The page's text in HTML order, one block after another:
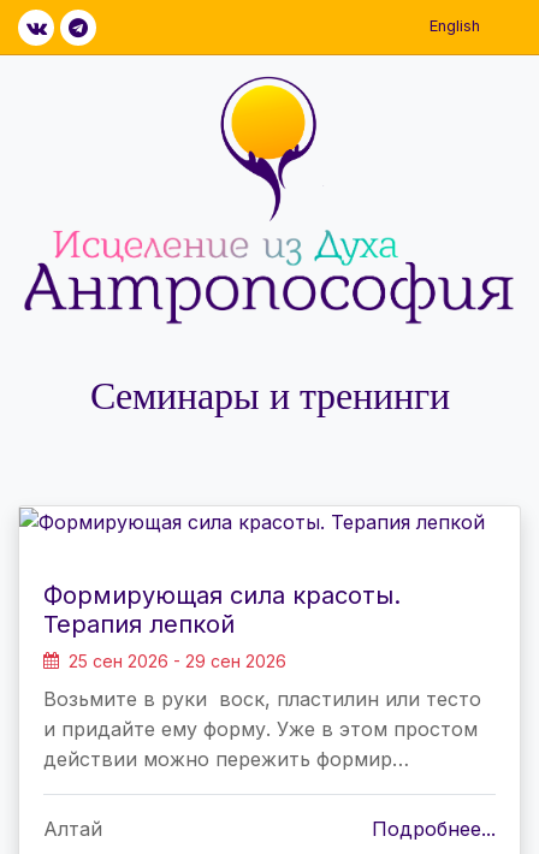
English
Семинары и тренинги
Формирующая сила красоты.
Терапия лепкой
25 сен 2026 - 29 сен 2026
Возьмите в руки воск, пластилин или тесто
и придайте ему форму. Уже в этом простом
действии можно пережить формир…
Алтай Подробнее...